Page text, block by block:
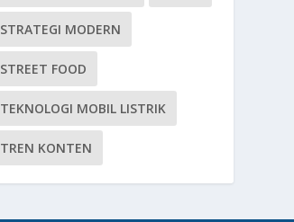
STRATEGI MODERN
STREET FOOD
TEKNOLOGI MOBIL LISTRIK
TREN KONTEN